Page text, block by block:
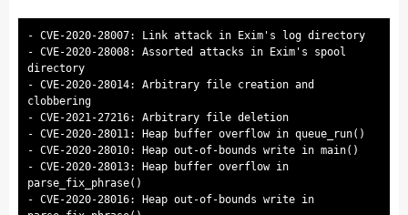
- CVE-2020-28007: Link attack in Exim's log directory
- CVE-2020-28008: Assorted attacks in Exim's spool
directory
- CVE-2020-28014: Arbitrary file creation and
clobbering
- CVE-2021-27216: Arbitrary file deletion
- CVE-2020-28011: Heap buffer overflow in queue_run()
- CVE-2020-28010: Heap out-of-bounds write in main()
- CVE-2020-28013: Heap buffer overflow in
parse_fix_phrase()
- CVE-2020-28016: Heap out-of-bounds write in